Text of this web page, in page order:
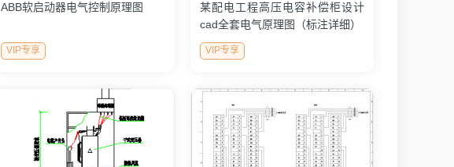
ABB软启动器电气控制原理图
VIP专享
某配电工程高压电容补偿柜设计
cad全套电气原理图（标注详细）
VIP专享